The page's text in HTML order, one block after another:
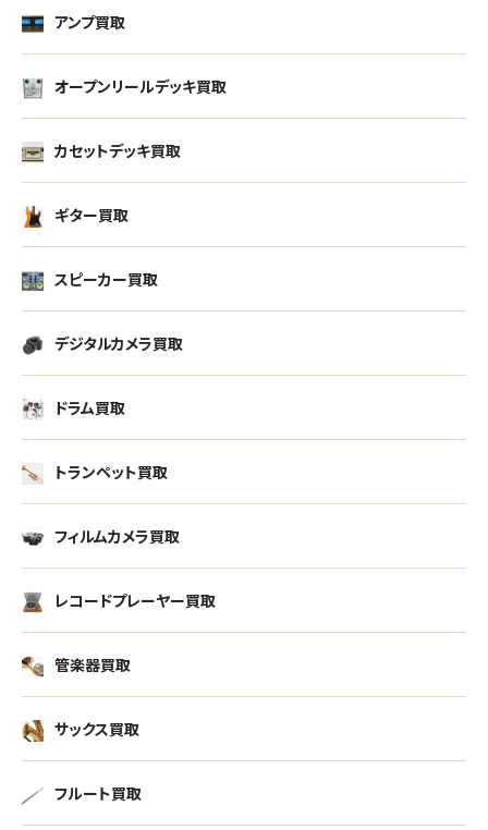
アンプ買取
オープンリールデッキ買取
カセットデッキ買取
ギター買取
スピーカー買取
デジタルカメラ買取
ドラム買取
トランペット買取
フィルムカメラ買取
レコードプレーヤー買取
管楽器買取
サックス買取
フルート買取